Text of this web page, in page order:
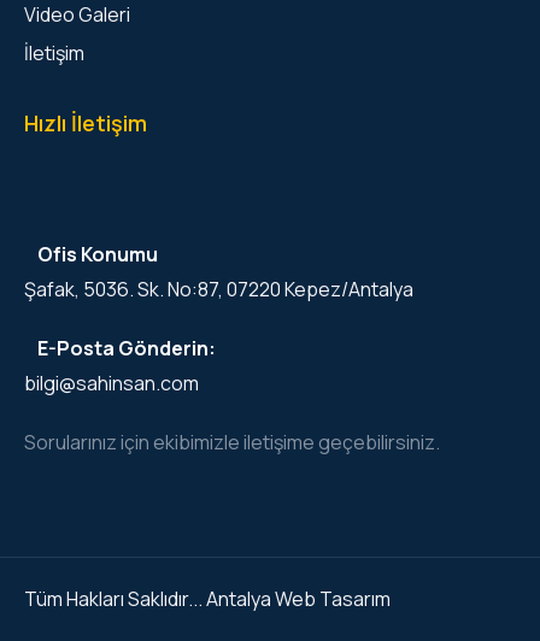
Video Galeri
İletişim
Hızlı İletişim
Ofis Konumu
Şafak, 5036. Sk. No:87, 07220 Kepez/Antalya
E-Posta Gönderin:
bilgi@sahinsan.com
Sorularınız için ekibimizle iletişime geçebilirsiniz.
Tüm Hakları Saklıdır...Antalya Web Tasarım